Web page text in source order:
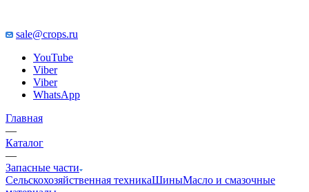
sale@crops.ru
YouTube
Viber
Viber
WhatsApp
Главная
—
Каталог
—
Запасные части
Сельскохозяйственная техникаШиныМасло и смазочные